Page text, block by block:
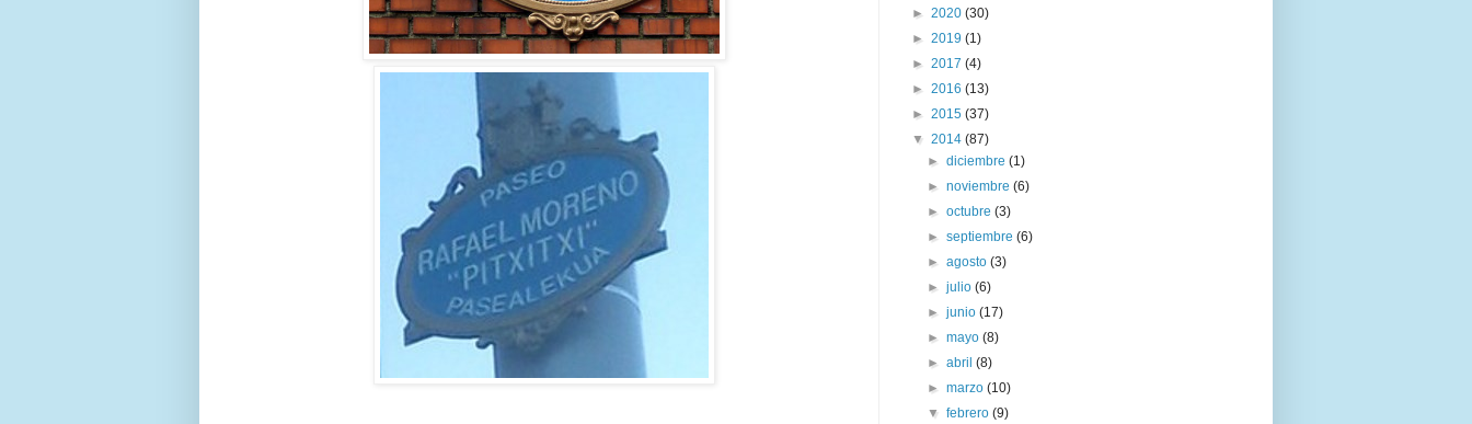
► 2020 (30)
► 2019 (1)
► 2017 (4)
► 2016 (13)
► 2015 (37)
▼ 2014 (87)
►diciembre(1)
►noviembre(6)
►octubre(3)
►septiembre(6)
►agosto(3)
►julio(6)
►junio(17)
►mayo(8)
►abril(8)
►marzo(10)
▼febrero(9)